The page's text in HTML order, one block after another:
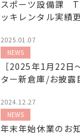
スポーツ設備課
ッキレンタル実績
2025.01.07
NEWS
［2025年1月22
ター新倉庫/お披露
2024.12.27
NEWS
年末年始休業のお